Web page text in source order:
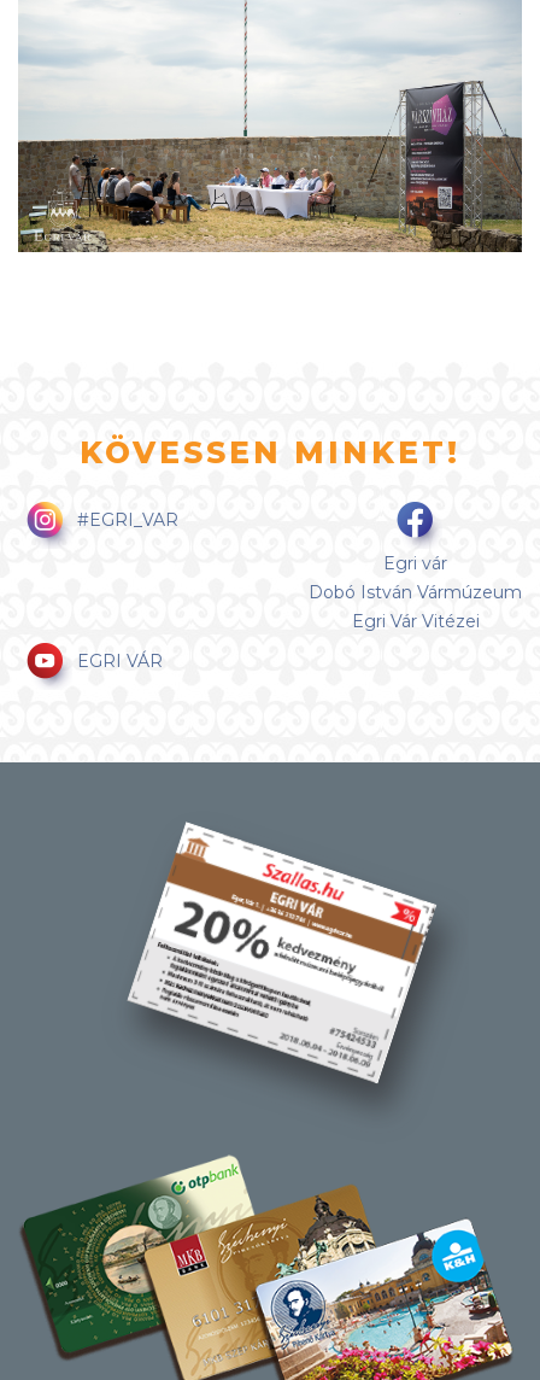
KÖVESSEN MINKET!
#EGRI_VAR
Egri vár
Dobó István Vármúzeum
Egri Vár Vitézei
EGRI VÁR